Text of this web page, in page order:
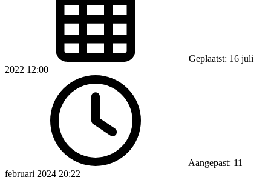
Geplaatst: 16 juli
2022 12:00
Aangepast: 11
februari 2024 20:22